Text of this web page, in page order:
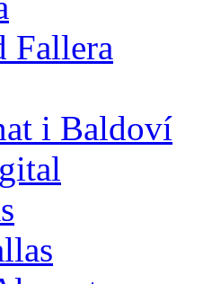
Fallera
i Baldoví